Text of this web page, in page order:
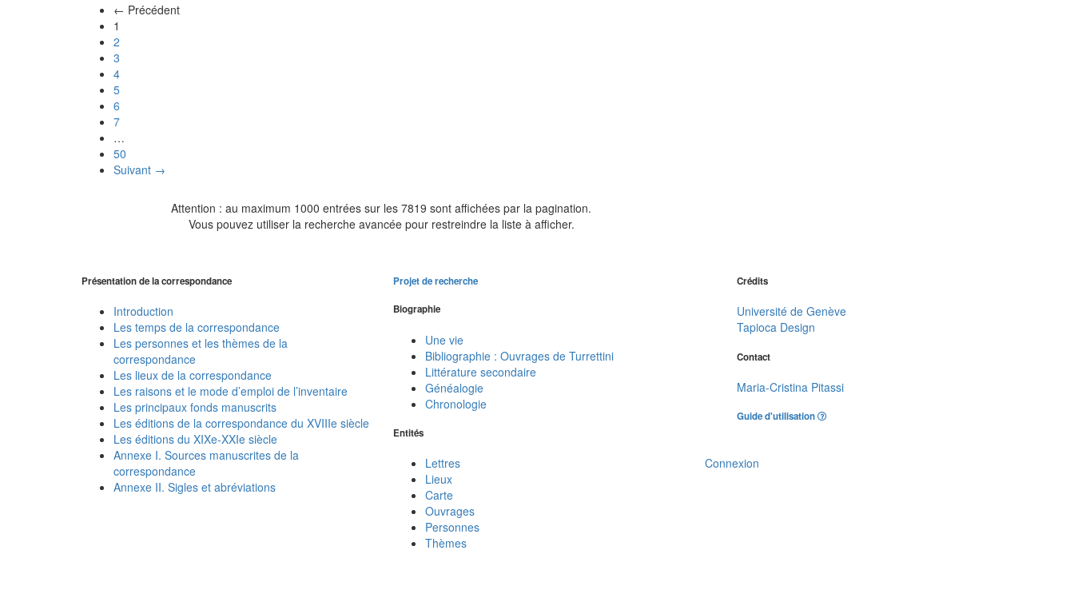
← Précédent
1
2
3
4
5
6
7
…
50
Suivant →
Attention : au maximum 1000 entrées sur les 7819 sont affichées par la pagination.
Vous pouvez utiliser la recherche avancée pour restreindre la liste à afficher.
Présentation de la correspondance
Introduction
Les temps de la correspondance
Les personnes et les thèmes de la
correspondance
Les lieux de la correspondance
Les raisons et le mode d’emploi de l’inventaire
Les principaux fonds manuscrits
Les éditions de la correspondance du XVIIIe siècle
Les éditions du XIXe-XXIe siècle
Annexe I. Sources manuscrites de la
correspondance
Annexe II. Sigles et abréviations
Projet de recherche
Biographie
Une vie
Bibliographie : Ouvrages de Turrettini
Littérature secondaire
Généalogie
Chronologie
Entités
Lettres
Lieux
Carte
Ouvrages
Personnes
Thèmes
Crédits
Université de Genève
Tapioca Design
Contact
Maria-Cristina Pitassi
Guide d'utilisation
Connexion